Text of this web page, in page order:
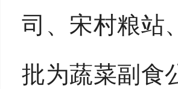
司、宋村粮站
批为蔬菜副食